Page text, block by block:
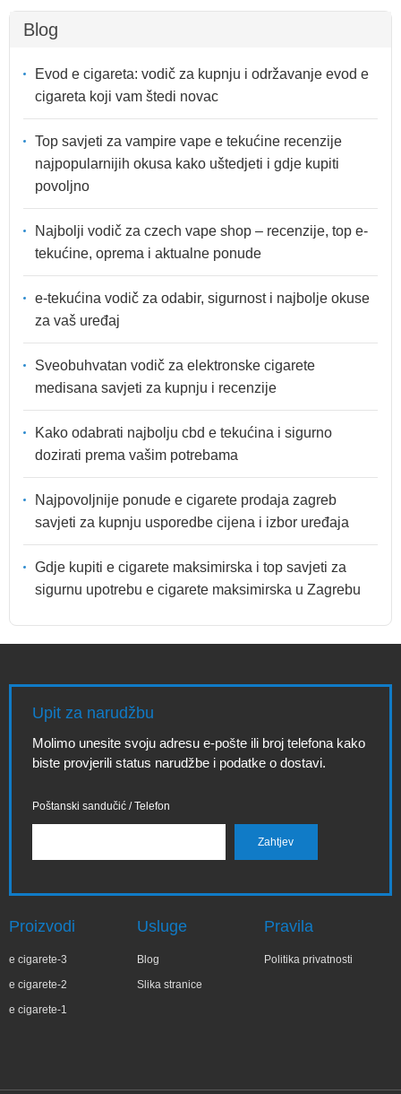
Blog
Evod e cigareta: vodič za kupnju i održavanje evod e
cigareta koji vam štedi novac
Top savjeti za vampire vape e tekućine recenzije
najpopularnijih okusa kako uštedjeti i gdje kupiti
povoljno
Najbolji vodič za czech vape shop – recenzije, top e-
tekućine, oprema i aktualne ponude
e-tekućina vodič za odabir, sigurnost i najbolje okuse
za vaš uređaj
Sveobuhvatan vodič za elektronske cigarete
medisana savjeti za kupnju i recenzije
Kako odabrati najbolju cbd e tekućina i sigurno
dozirati prema vašim potrebama
Najpovoljnije ponude e cigarete prodaja zagreb
savjeti za kupnju usporedbe cijena i izbor uređaja
Gdje kupiti e cigarete maksimirska i top savjeti za
sigurnu upotrebu e cigarete maksimirska u Zagrebu
Upit za narudžbu
Molimo unesite svoju adresu e-pošte ili broj telefona kako
biste provjerili status narudžbe i podatke o dostavi.
Poštanski sandučić / Telefon
Proizvodi
e cigarete-3
e cigarete-2
e cigarete-1
Usluge
Blog
Slika stranice
Pravila
Politika privatnosti